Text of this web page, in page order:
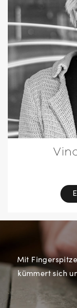
Mit
kümmert sich